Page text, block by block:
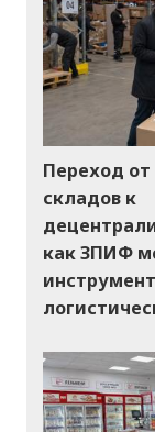
Переход от
складов к
как ЗПИФ